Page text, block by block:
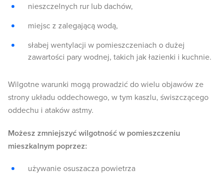
nieszczelnych rur lub dachów,
miejsc z zalegającą wodą,
słabej wentylacji w pomieszczeniach o dużej
zawartości pary wodnej, takich jak łazienki i kuchnie.
Wilgotne warunki mogą prowadzić do wielu objawów ze
strony układu oddechowego, w tym kaszlu, świszczącego
oddechu i ataków astmy.
Możesz zmniejszyć wilgotność w pomieszczeniu
mieszkalnym poprzez:
używanie osuszacza powietrza